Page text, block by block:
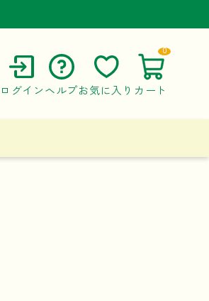
ログイン ヘルプ
ご利用ガイド
お問い合わせ
お気に入り カート
0